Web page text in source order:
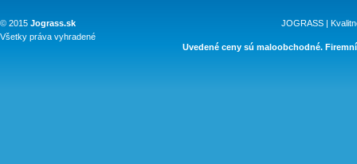
© 2015 Jograss.sk
Všetky práva vyhradené
JOGRASS |
Uvedené ceny sú maloobchodné.